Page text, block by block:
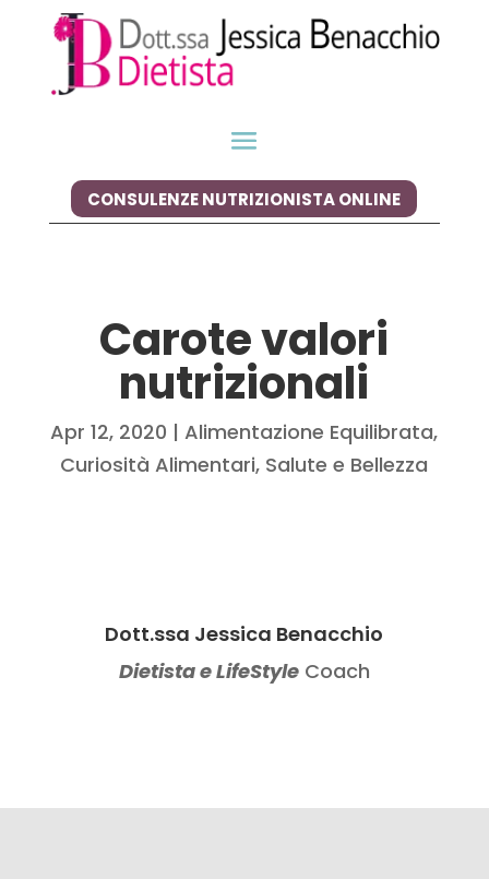
CONSULENZE NUTRIZIONISTA ONLINE
Carote valori
nutrizionali
Apr 12, 2020 |Alimentazione Equilibrata,
Curiosità Alimentari, Salute e Bellezza
Dott.ssa Jessica Benacchio
Dietista e LifeStyleCoach